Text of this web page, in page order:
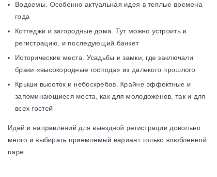
Водоемы. Особенно актуальная идея в теплые времена
года
Коттеджи и загородные дома. Тут можно устроить и
регистрацию, и последующий банкет
Исторические места. Усадьбы и замки, где заключали
браки «высокородные господа» из далекого прошлого
Крыши высоток и небоскребов. Крайне эффектные и
запоминающиеся места, как для молодоженов, так и для
всех гостей
Идей и направлений для выездной регистрации довольно
много и выбирать приемлемый вариант только влюбленной
паре.